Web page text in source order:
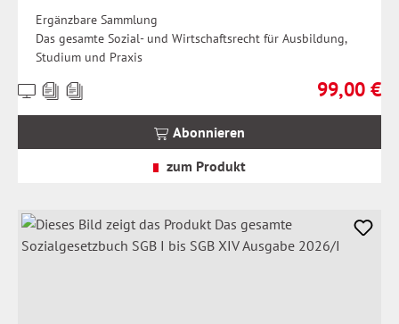
Ergänzbare Sammlung
Das gesamte Sozial- und Wirtschaftsrecht für Ausbildung,
Studium und Praxis
Regulärer
99,00 €
Preise
Abonnieren
zum Produkt